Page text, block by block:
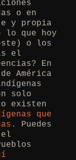
o en
y propia
lo que hoy
o los
el
En
América
solo
existen
que
. Puedes